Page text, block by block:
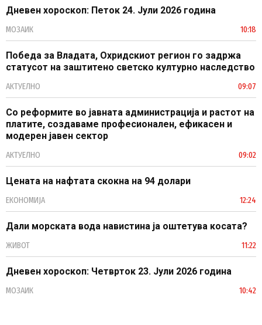
Дневен хороскоп: Петок 24. Јули 2026 година
МОЗАИК 10:18
Победа за Владата, Охридскиот регион го задржа
статусот на заштитено светско културно наследство
АКТУЕЛНО 09:07
Со реформите во јавната администрација и растот на
платите, создаваме професионален, ефикасен и
модерен јавен сектор
АКТУЕЛНО 09:02
Цената на нафтата скокна на 94 долари
ЕКОНОМИЈА 12:24
Дали морската вода навистина ја оштетува косата?
ЖИВОТ 11:22
Дневен хороскоп: Четврток 23. Јули 2026 година
МОЗАИК 10:42